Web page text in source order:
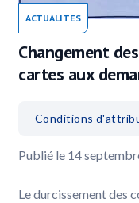
ACTUALITÉS
Changement
cartes aux
Conditions
Publié le 14
Le durcissement des